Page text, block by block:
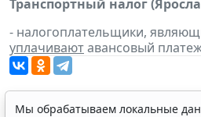
Транспортный налог
- налогоплательщики,
уплачиваютавансовый
Мы обрабатываем локальные